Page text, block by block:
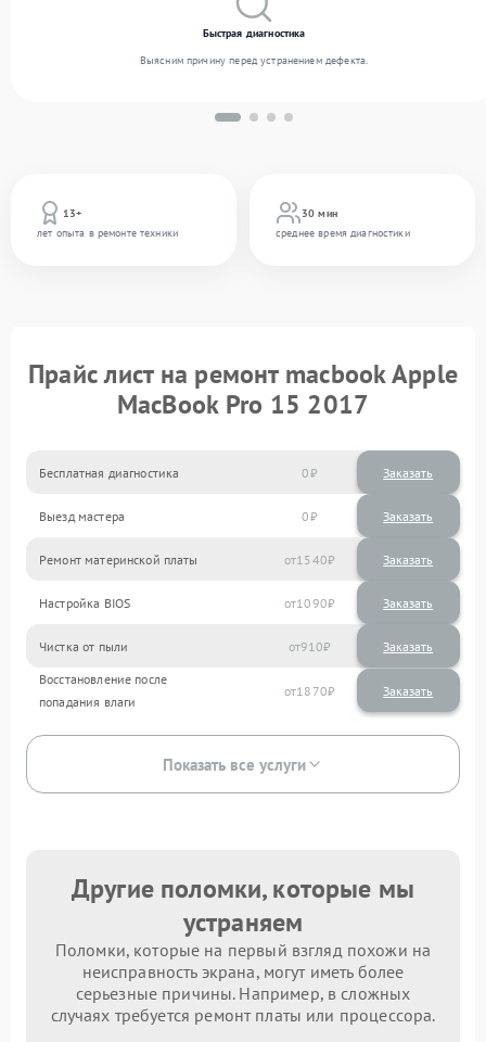
13+
лет опыта в ремонте техники
30 мин
среднее время диагностики
Быстрая диагностика
Выясним причину перед устранением дефекта.
Прайс лист на ремонт macbook Apple
MacBook Pro 15 2017
Бесплатная диагностика 0 Заказать
Выезд мастера 0 Заказать
Ремонт материнской платы 1540
Настройка BIOS 1090
Чистка от пыли 910
Восстановление после
попадания влаги
1870
Показать все услуги
Другие поломки, которые мы
устраняем
Поломки, которые на первый взгляд похожи на
неисправность экрана, могут иметь более
серьезные причины. Например, в сложных
случаях требуется ремонт платы или процессора.